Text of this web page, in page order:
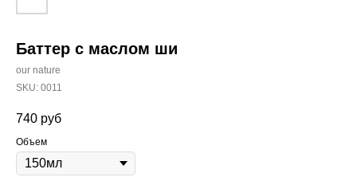
Баттер с маслом ши
our nature
SKU: 0011
740 руб
Объем